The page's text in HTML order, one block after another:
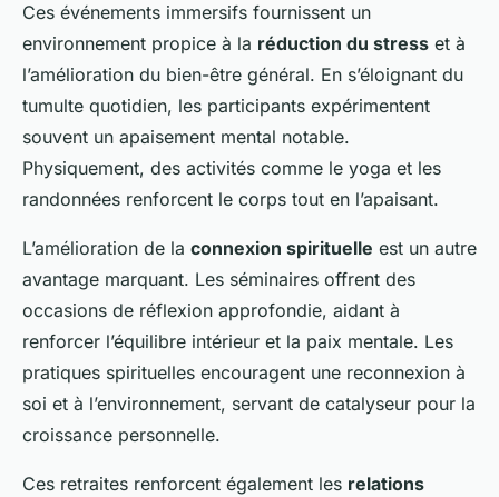
Ces événements immersifs fournissent un
environnement propice à la réduction du stress et à
l’amélioration du bien-être général. En s’éloignant du
tumulte quotidien, les participants expérimentent
souvent un apaisement mental notable.
Physiquement, des activités comme le yoga et les
randonnées renforcent le corps tout en l’apaisant.
L’amélioration de la connexion spirituelle est un autre
avantage marquant. Les séminaires offrent des
occasions de réflexion approfondie, aidant à
renforcer l’équilibre intérieur et la paix mentale. Les
pratiques spirituelles encouragent une reconnexion à
soi et à l’environnement, servant de catalyseur pour la
croissance personnelle.
Ces retraites renforcent également les relations